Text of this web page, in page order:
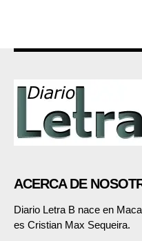
ACERCA DE
Diario Letra B nace en
es Cristian Max Sequeira.